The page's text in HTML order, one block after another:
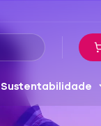
Sustentabilidade